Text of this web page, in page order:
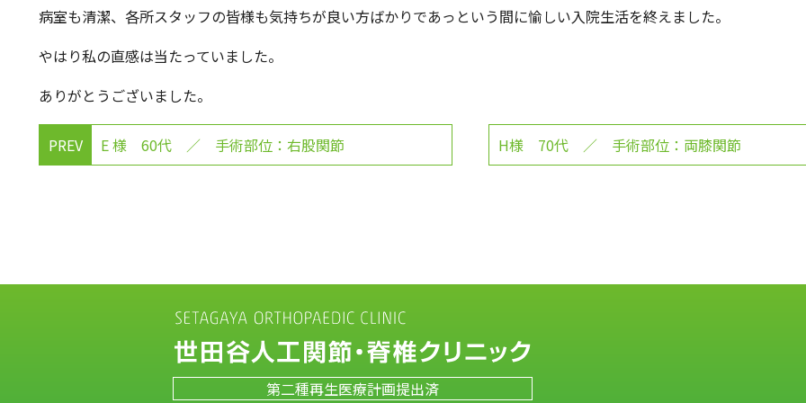
病室も清潔、各所スタッフの皆様も気持ちが良い方ばかりであっという間に愉しい入院生活を終えました。
やはり私の直感は当たっていました。
ありがとうございました。
PREV E 様 60代 ／ 手術部位：右股関節 H様 70代 ／ 手術部位：両膝関節
第二種再生医療計画提出済